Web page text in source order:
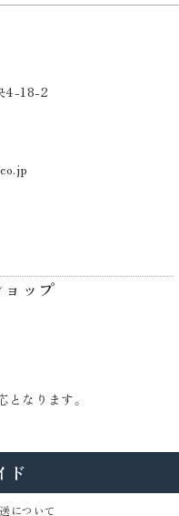
4-18-2
ップ
なります。
ド
について